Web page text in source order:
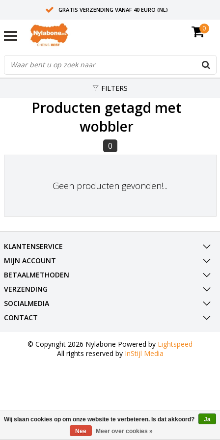
GRATIS VERZENDING VANAF 40 EURO (NL)
0
FILTERS
Producten getagd met
wobbler
0
Geen producten gevonden!...
KLANTENSERVICE
MIJN ACCOUNT
BETAALMETHODEN
VERZENDING
SOCIALMEDIA
CONTACT
© Copyright 2026 Nylabone Powered by Lightspeed
All rights reserved by InStijl Media
Wij slaan cookies op om onze website te verbeteren. Is dat akkoord?
Ja
Nee
Meer over cookies »